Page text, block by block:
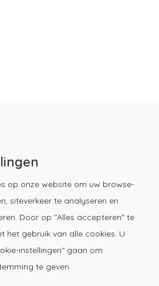
op onze website om uw browse-
siteverkeer te analyseren en
Door op "Alles accepteren" te
het gebruik van alle cookies. U
instellingen" gaan om
te geven.